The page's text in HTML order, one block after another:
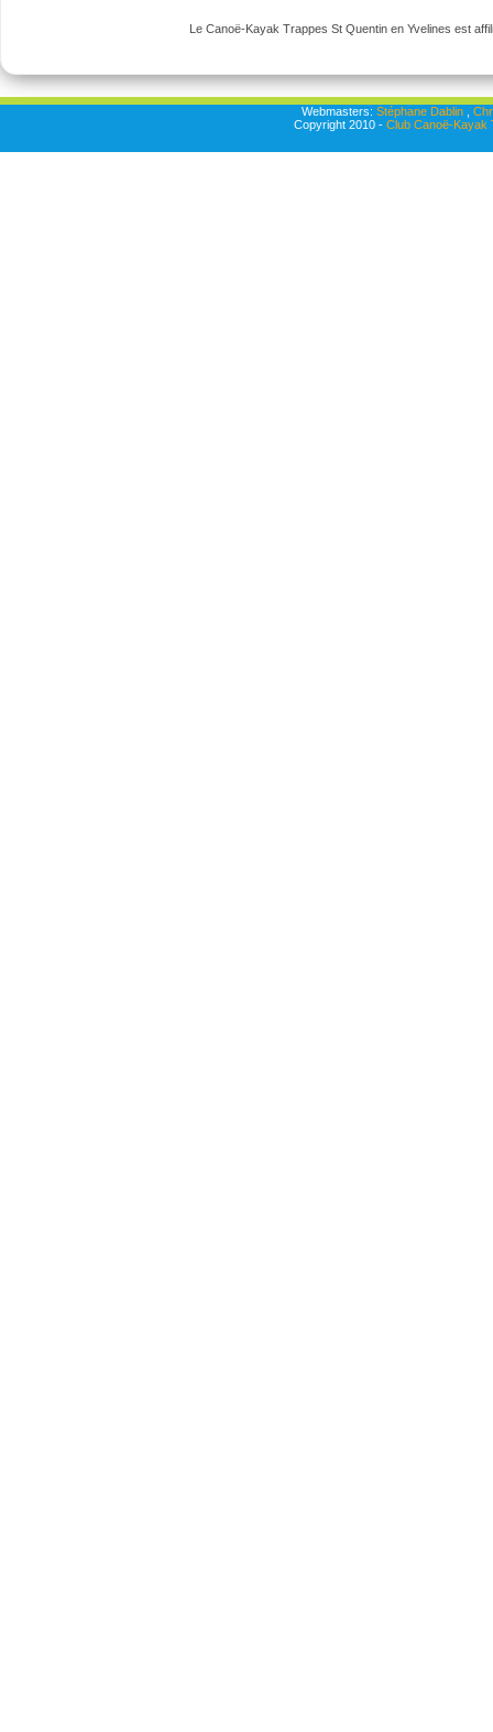
Le Canoë-Kayak Trappes St Quentin en Yvelines est
Webmasters: Stéphane Dablin,
Copyright 2010 - Club Canoë-Kayak